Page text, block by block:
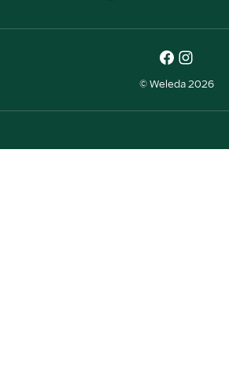
© Weleda 2026